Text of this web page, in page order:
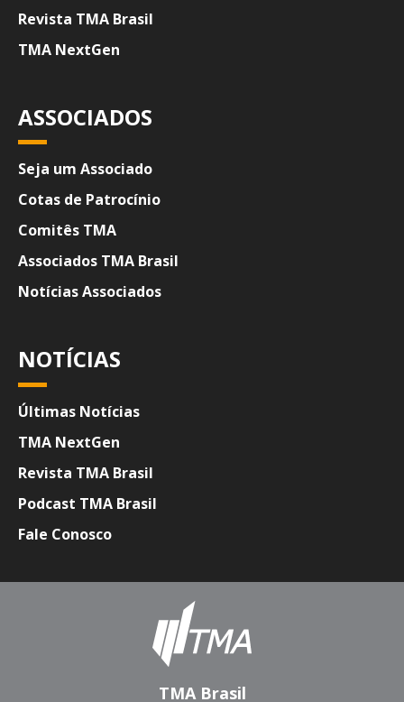
Revista TMA Brasil
TMA NextGen
ASSOCIADOS
Seja um Associado
Cotas de Patrocínio
Comitês TMA
Associados TMA Brasil
Notícias Associados
NOTÍCIAS
Últimas Notícias
TMA NextGen
Revista TMA Brasil
Podcast TMA Brasil
Fale Conosco
TMA Brasil